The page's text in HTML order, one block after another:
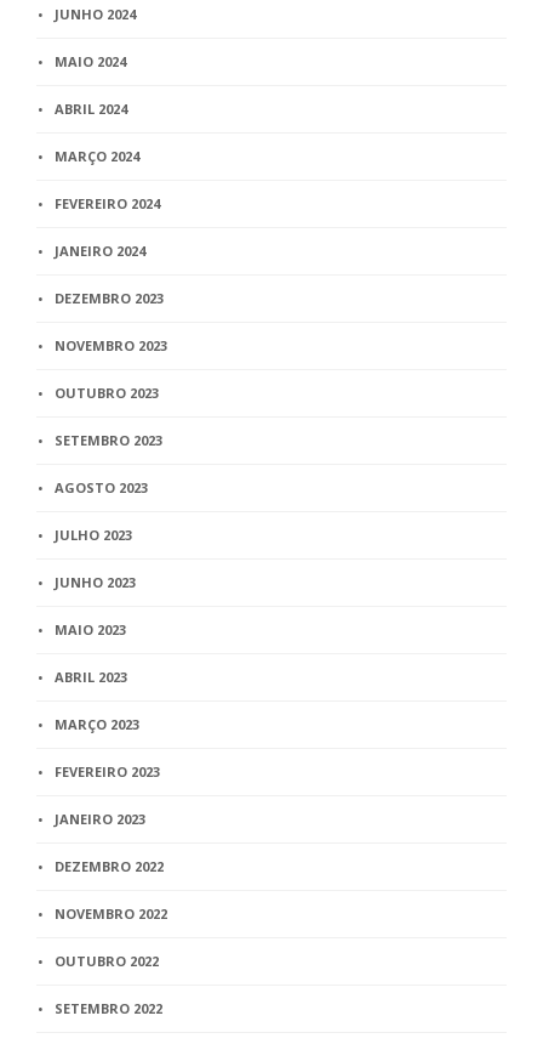
JUNHO 2024
MAIO 2024
ABRIL 2024
MARÇO 2024
FEVEREIRO 2024
JANEIRO 2024
DEZEMBRO 2023
NOVEMBRO 2023
OUTUBRO 2023
SETEMBRO 2023
AGOSTO 2023
JULHO 2023
JUNHO 2023
MAIO 2023
ABRIL 2023
MARÇO 2023
FEVEREIRO 2023
JANEIRO 2023
DEZEMBRO 2022
NOVEMBRO 2022
OUTUBRO 2022
SETEMBRO 2022